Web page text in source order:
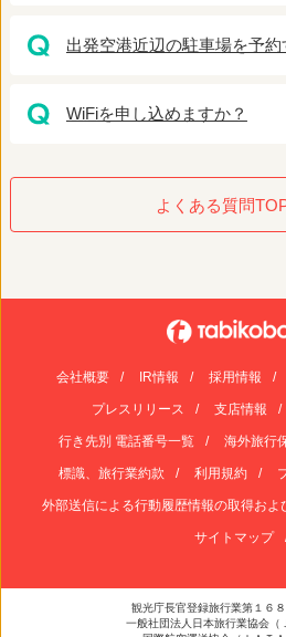
出発空港近辺の駐車場を予約
WiFiを申し込めますか？
よくある質問
会社概要 IR情報 採用情報
プレスリリース 支店情報
行き先別 電話番号一覧 海外旅行
標識、旅行業約款 利用規約
外部送信による行動履歴情報の取得およ
サイトマップ
観光庁長官登録旅行業第１６８
一般社団法人日本旅行業協会（